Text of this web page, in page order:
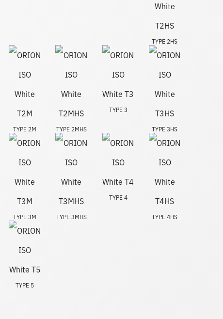
TYPE 2HS
TYPE 2M TYPE 2MHS
TYPE 3
TYPE 3HS
TYPE 3M TYPE 3MHS
TYPE 4
TYPE 4HS
TYPE 5